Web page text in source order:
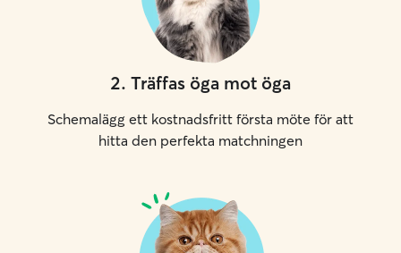
2. Träffas öga mot öga
Schemalägg ett kostnadsfritt första möte för att
hitta den perfekta matchningen